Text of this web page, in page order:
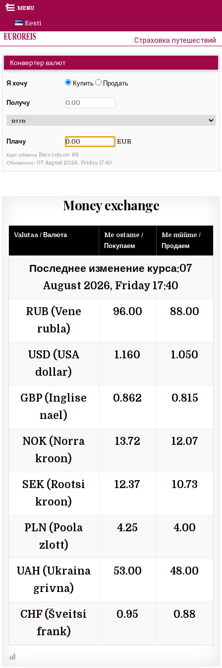
Skip
content
MENU
Eesti
Страховка путешествий
Конвертер валют
Я хочу Купить Продать
Получу
Плачу EUR
Курс обмена Euro reis.ee: 88
Обновлено: 07 August 2026, Friday 17:40
Money exchange
Valutaa / Валюта
Me ostame /
Покупаем
Me müüme /
Продаем
Последнее изменение курса:07
August 2026, Friday 17:40
RUB (Vene
rubla)
96.00 88.00
USD (USA
dollar)
1.160 1.050
GBP (Inglise
nael)
0.862 0.815
NOK (Norra
kroon)
13.72 12.07
SEK (Rootsi
kroon)
12.37 10.73
PLN (Poola
zlott)
4.25 4.00
UAH (Ukraina
grivna)
53.00 48.00
CHF (Šveitsi
frank)
0.95 0.88